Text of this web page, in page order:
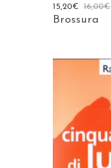
16,00€
15,20€
Brossura